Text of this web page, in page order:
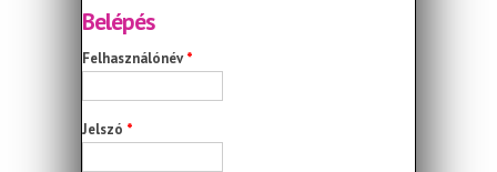
Belépés
Felhasználónév*
Jelszó *